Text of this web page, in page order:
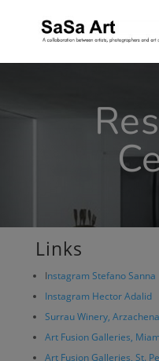
Links
Instagram Stefano Sanna
Instagram Hector Adalid
Surrau Winery,
Art Fusion Galleries,
Art Fusion Galleries, St.